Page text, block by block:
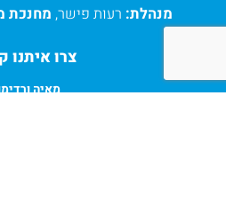
מנהלת: רעות פישר, מחנכת
צרו איתנו
מאיה